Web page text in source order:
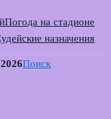
Погода на стадионе
назначения
Поиск